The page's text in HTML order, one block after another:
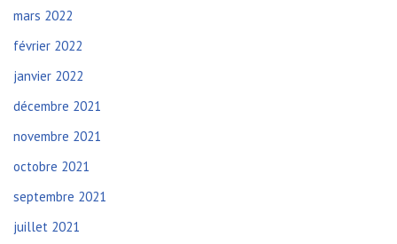
mars 2022
février 2022
janvier 2022
décembre 2021
novembre 2021
octobre 2021
septembre 2021
juillet 2021